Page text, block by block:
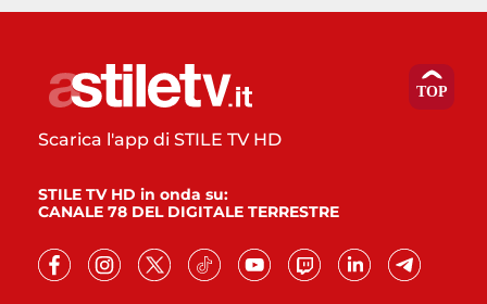
Scarica l'app di STILE TV HD
STILE TV HD in onda su:
CANALE 78 DEL DIGITALE TERRESTRE